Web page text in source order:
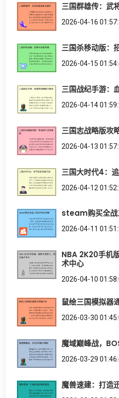
三国群雄传：武
2026-04-16
三国杀移动版：
2026-04-15
三国战纪手游：
2026-04-14
三国志战略版攻
2026-04-13
三国大时代4：
2026-04-12
steam购买全战
2026-04-11
NBA 2K20手机
术中心
2026-04-10
鼠绘三国模拟器
2026-03-30
魔域巅峰战，
2026-03-29
魔兽速建：打造